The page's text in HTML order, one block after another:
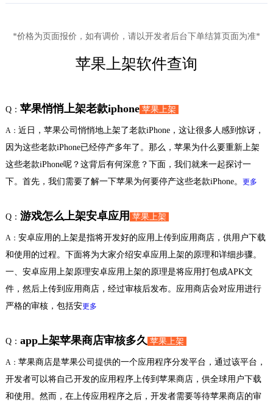
*价格为页面报价，如有调价，请以开发者后台下单结算页面为准*
苹果上架软件查询
Q： 苹果悄悄上架老款iphone 苹果上架
A： 近日，苹果公司悄悄地上架了老款iPhone，这让很多人感到惊讶，
因为这些老款iPhone已经停产多年了。那么，苹果为什么要重新上架
这些老款iPhone呢？这背后有何深意？下面，我们就来一起探讨一
下。首先，我们需要了解一下苹果为何要停产这些老款iPhone。 更多
Q： 游戏怎么上架安卓应用 苹果上架
A： 安卓应用的上架是指将开发好的应用上传到应用商店，供用户下载
和使用的过程。下面将为大家介绍安卓应用上架的原理和详细步骤。
一、安卓应用上架原理安卓应用上架的原理是将应用打包成APK文
件，然后上传到应用商店，经过审核后发布。应用商店会对应用进行
严格的审核，包括安更多
Q： app上架苹果商店审核多久 苹果上架
A： 苹果商店是苹果公司提供的一个应用程序分发平台，通过该平台，
开发者可以将自己开发的应用程序上传到苹果商店，供全球用户下载
和使用。然而，在上传应用程序之后，开发者需要等待苹果商店的审